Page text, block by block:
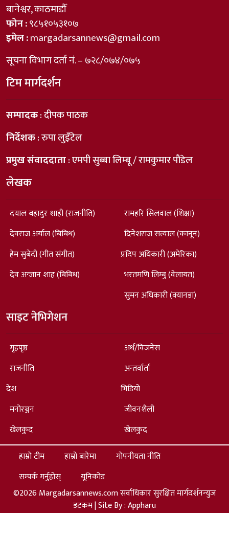
बानेश्वर, काठमाडौँ
फोन :९८५१०५३१०७
इमेल :margadarsannews@gmail.com
सूचना विभाग दर्ता नं. – ७२८/०७४/०७५
टिम मार्गदर्शन
सम्पादक: दीपक पाठक
निर्देशक: रुपा लुइँटेल
प्रमुख संवाददाता: एमपी सुब्बा लिम्बू / रामकुमार पौडेल
लेखक
दयाल बहादुर शाही (राजनीति)
देवराज अर्याल (बिबिध)
हेम सुबेदी (गीत संगीत)
देव अन्जान शाह (बिबिध)
रामहरि सिलवाल (शिक्षा)
दिनेशराज सत्याल (कानून)
प्रदिप अधिकारी (अमेरिका)
भरतमणि लिम्बु (वेलायत)
सुमन अधिकारी (क्यानडा)
साइट नेभिगेशन
गृहपृष्ठ
राजनीति
देश
मनोरञ्जन
खेलकुद
अर्थ/विजनेस
अन्तर्वार्ता
भिडियो
जीवनशैली
खेलकुद
हाम्रो टीम
हाम्रो बारेमा
गोपनीयता नीति
सम्पर्क गर्नुहोस्
यूनिकोड
©2026 Margadarsannews.com सर्वाधिकार सुरक्षित मार्गदर्शनन्युज
डटकम | Site By :Appharu